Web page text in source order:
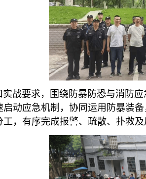
实战要求，围绕防暴防恐与消防
启动应急机制，协同运用防暴装
工，有序完成报警、疏散、扑救